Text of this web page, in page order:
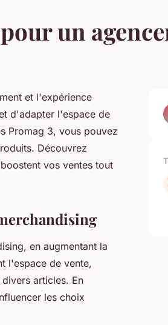
un
et l'expérience
d'adapter l'espace de
Promag 3, vous pouvez
Découvrez
vos ventes tout
en augmentant la
l'espace de vente,
articles. En
les choix